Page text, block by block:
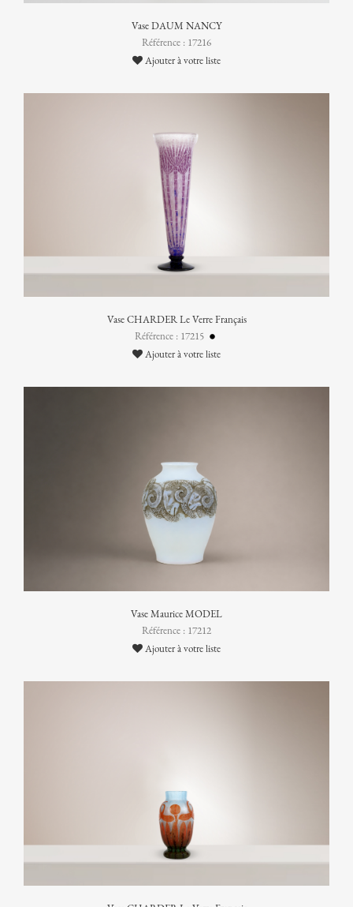
Vase DAUM NANCY
Référence : 17216
Ajouter à votre liste
Vase CHARDER Le Verre Français
Référence : 17215
Ajouter à votre liste
Vase Maurice MODEL
Référence : 17212
Ajouter à votre liste